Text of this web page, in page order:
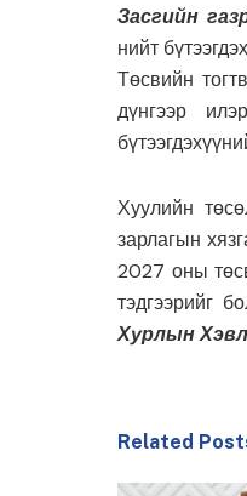
Засгийн
нийт
Төсвийн
дүнгээр
Хуулийн
зарлагын
2027 оны
тэдгээрийг
Хурлын
Related